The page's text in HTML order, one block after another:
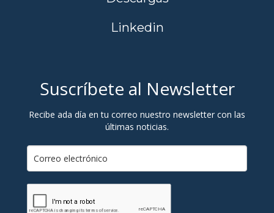
Linkedin
Suscríbete al Newsletter
Recibe ada día en tu correo nuestro newsletter con las
últimas noticias.